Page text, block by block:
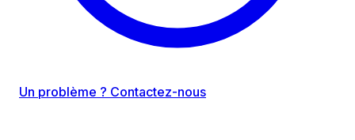
Un problème ? Contactez-nous